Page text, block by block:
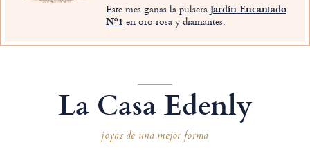
Este mes ganas la pulseraJardín Encantado
Nº1 en oro rosa y diamantes.
La Casa Edenly
joyas de una mejor forma